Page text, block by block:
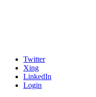
Twitter
Xing
LinkedIn
Login